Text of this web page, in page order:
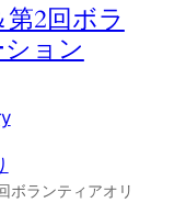
2回ボラ
ョン
ボランティアオリ